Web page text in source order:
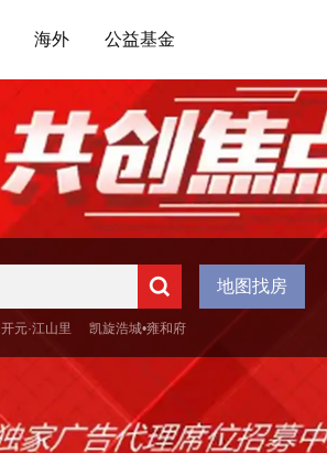
海外 公益基金
地图找房
开元·江山里 凯旋浩城•雍和府